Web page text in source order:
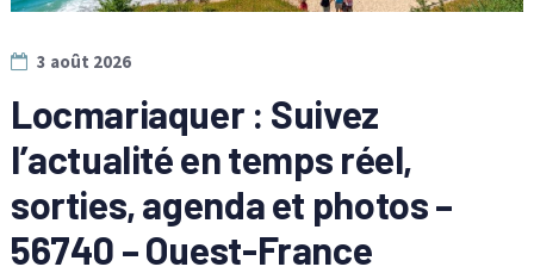
3 août 2026
Locmariaquer : Suivez
l’actualité en temps réel,
sorties, agenda et photos –
56740 – Ouest-France